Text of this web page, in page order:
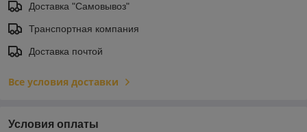
Доставка "Самовывоз"
Транспортная компания
Доставка почтой
Все условия доставки
Условия оплаты